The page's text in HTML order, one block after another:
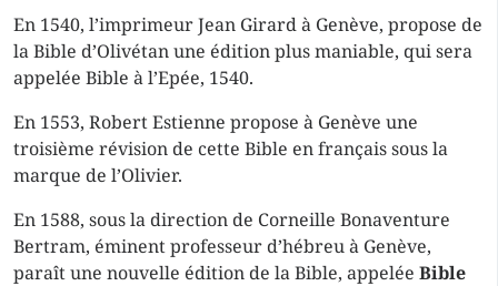
En 1540, l’imprimeur Jean Girard à Genève, propose de
la Bible d’Olivétan une édition plus maniable, qui sera
appelée Bible à l’Epée, 1540.
En 1553, Robert Estienne propose à Genève une
troisième révision de cette Bible en français sous la
marque de l’Olivier.
En 1588, sous la direction de Corneille Bonaventure
Bertram, éminent professeur d’hébreu à Genève,
paraît une nouvelle édition de la Bible, appelée Bible